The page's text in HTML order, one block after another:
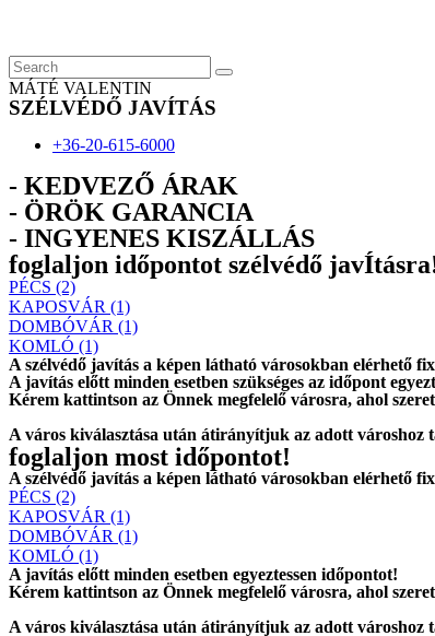
content
MÁTÉ VALENTIN
SZÉLVÉDŐ JAVÍTÁS
+36-20-615-6000
- KEDVEZŐ ÁRAK
- ÖRÖK GARANCIA
- INGYENES KISZÁLLÁS
foglaljon időpontot szélvédő
PÉCS (2)
KAPOSVÁR (1)
DOMBÓVÁR (1)
KOMLÓ (1)
A szélvédő javítás a képen látható városokban elérhető
A javítás előtt minden esetben szükséges az időpont
Kérem kattintson az Önnek megfelelő városra, ahol
A város kiválasztása után átirányítjuk az adott városhoz
foglaljon most időpontot!
A szélvédő javítás a képen látható városokban elérhető
PÉCS (2)
KAPOSVÁR (1)
DOMBÓVÁR (1)
KOMLÓ (1)
A javítás előtt minden esetben egyeztessen időpontot!
Kérem kattintson az Önnek megfelelő városra, ahol
A város kiválasztása után átirányítjuk az adott városhoz